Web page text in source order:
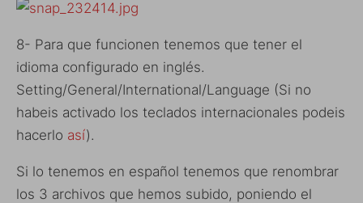
8- Para que funcionen tenemos que tener el
idioma configurado en inglés.
Setting/General/International/Language (Si no
habeis activado los teclados internacionales podeis
hacerlo así).
Si lo tenemos en español tenemos que renombrar
los 3 archivos que hemos subido, poniendo el